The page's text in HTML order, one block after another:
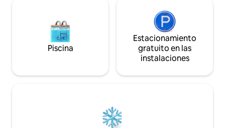
Piscina
Estacionamiento
gratuito en las
instalaciones